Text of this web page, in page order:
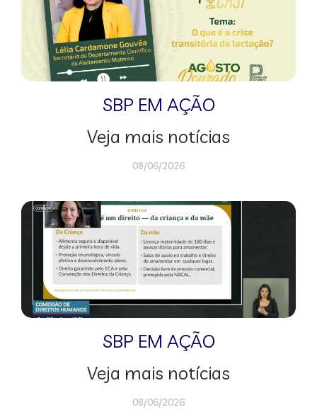
SBP EM AÇÃO
Veja mais notícias
08/06/2026
SBP EM AÇÃO
Veja mais notícias
08/06/2026